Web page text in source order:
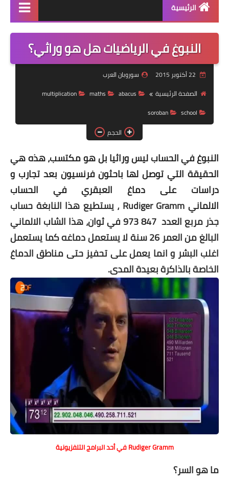
الرئيسية
منتجاتنا
دورة سوروبان اونلاين
كراسات البرنامج pdf
كتاب الشامل في السوروبان
النبوغ في الرياضيات هل هو وراثي؟
سوروبان العرب
الصفحة الرئيسية
abacus
maths
multiplication
school
soroban
الحجم
النبوغ في الحساب ليس وراثيا بل هو مكتسب، هذه هي
الحقيقة التي توصل لها باحثون فرنسيون بعد تجارب و
دراسات على دماغ العبقري في الحساب
الالماني
Rudiger Gramm ، يستطيع هذا النابغة حساب
جذر مربع العدد
973 847 في ثوان، هذا الشاب الالماني
البالغ من العمر 26 سنة لا يستعمل دماغه كما يستعمل
اغلب البشر و انما يعمل على تحفيز حتى مناطق الدماغ
الخاصة بالذاكرة بعيدة المدى.
Rudiger Gramm في أحد البرامج التلفزيونية
ما هو السر؟